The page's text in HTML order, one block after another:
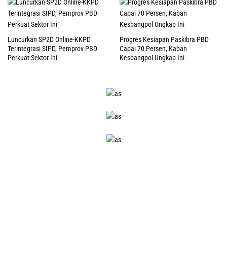
Luncurkan SP2D Online-KKPD
Terintegrasi SIPD, Pemprov PBD
Perkuat Sektor Ini
Progres Kesiapan Paskibra PBD
Capai 70 Persen, Kaban
Kesbangpol Ungkap Ini